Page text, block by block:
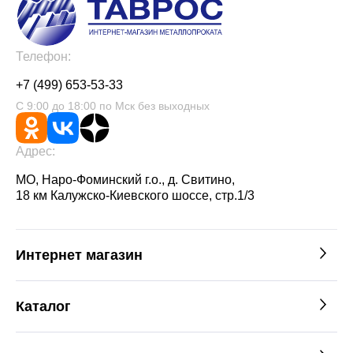
Телефон:
+7 (499) 653-53-33
С 9:00 до 18:00 по Мск без выходных
Адрес:
МО, Наро-Фоминский г.о., д. Свитино,
18 км Калужско-Киевского шоссе, стр.1/3
Интернет магазин
Каталог